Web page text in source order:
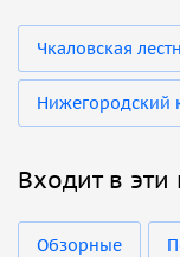
Чкаловская
Нижегородский
Входит в эти
Обзорные